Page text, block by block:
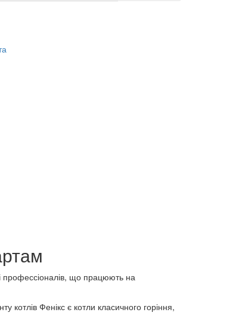
профессіоналів, що працюють на
котлів Фенікс є котли класичного горіння,